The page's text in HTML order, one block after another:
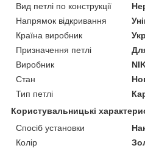
Вид петлі по конструкції
Напрямок відкривання
Країна виробник
Призначення петлі
Виробник
Стан
Тип петлі
Користувальницькі
Спосіб установки
Колір